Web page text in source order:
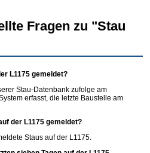
Fragen zu "Stau
L1175 gemeldet?
Stau-Datenbank zufolge am
erfasst, die letzte Baustelle am
der L1175 gemeldet?
Staus auf der L1175.